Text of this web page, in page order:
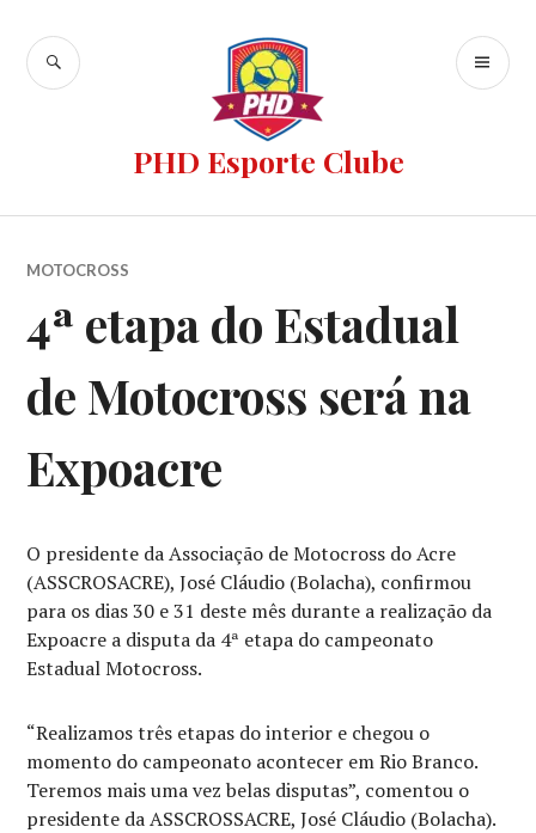
PHD Esporte Clube
MOTOCROSS
4ª etapa do Estadual
de Motocross será na
Expoacre
O presidente da Associação de Motocross do Acre
(ASSCROSACRE), José Cláudio (Bolacha), confirmou
para os dias 30 e 31 deste mês durante a realização da
Expoacre a disputa da 4ª etapa do campeonato
Estadual Motocross.
“Realizamos três etapas do interior e chegou o
momento do campeonato acontecer em Rio Branco.
Teremos mais uma vez belas disputas”, comentou o
presidente da ASSCROSSACRE, José Cláudio (Bolacha).